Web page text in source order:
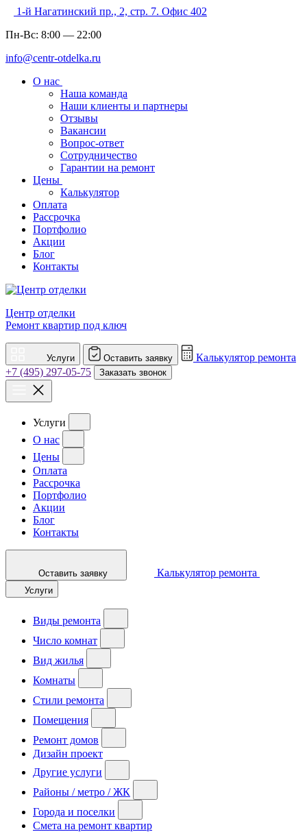
1-й Нагатинский пр., 2, стр. 7. Офис 402
Пн-Вс: 8:00 — 22:00
info@centr-otdelka.ru
О нас
Наша команда
Наши клиенты и партнеры
Отзывы
Вакансии
Вопрос-ответ
Сотрудничество
Гарантии на ремонт
Цены
Калькулятор
Оплата
Рассрочка
Портфолио
Акции
Блог
Контакты
Центр отделки
Ремонт квартир под ключ
Услуги Оставить заявку
Калькулятор ремонта
+7 (495) 297-05-75
Заказать звонок
Услуги
О нас
Цены
Оплата
Рассрочка
Портфолио
Акции
Блог
Контакты
Оставить заявку Калькулятор ремонта
Услуги
Виды ремонта
Число комнат
Вид жилья
Комнаты
Стили ремонта
Помещения
Ремонт домов
Дизайн проект
Другие услуги
Районы / метро / ЖК
Города и поселки
Смета на ремонт квартир